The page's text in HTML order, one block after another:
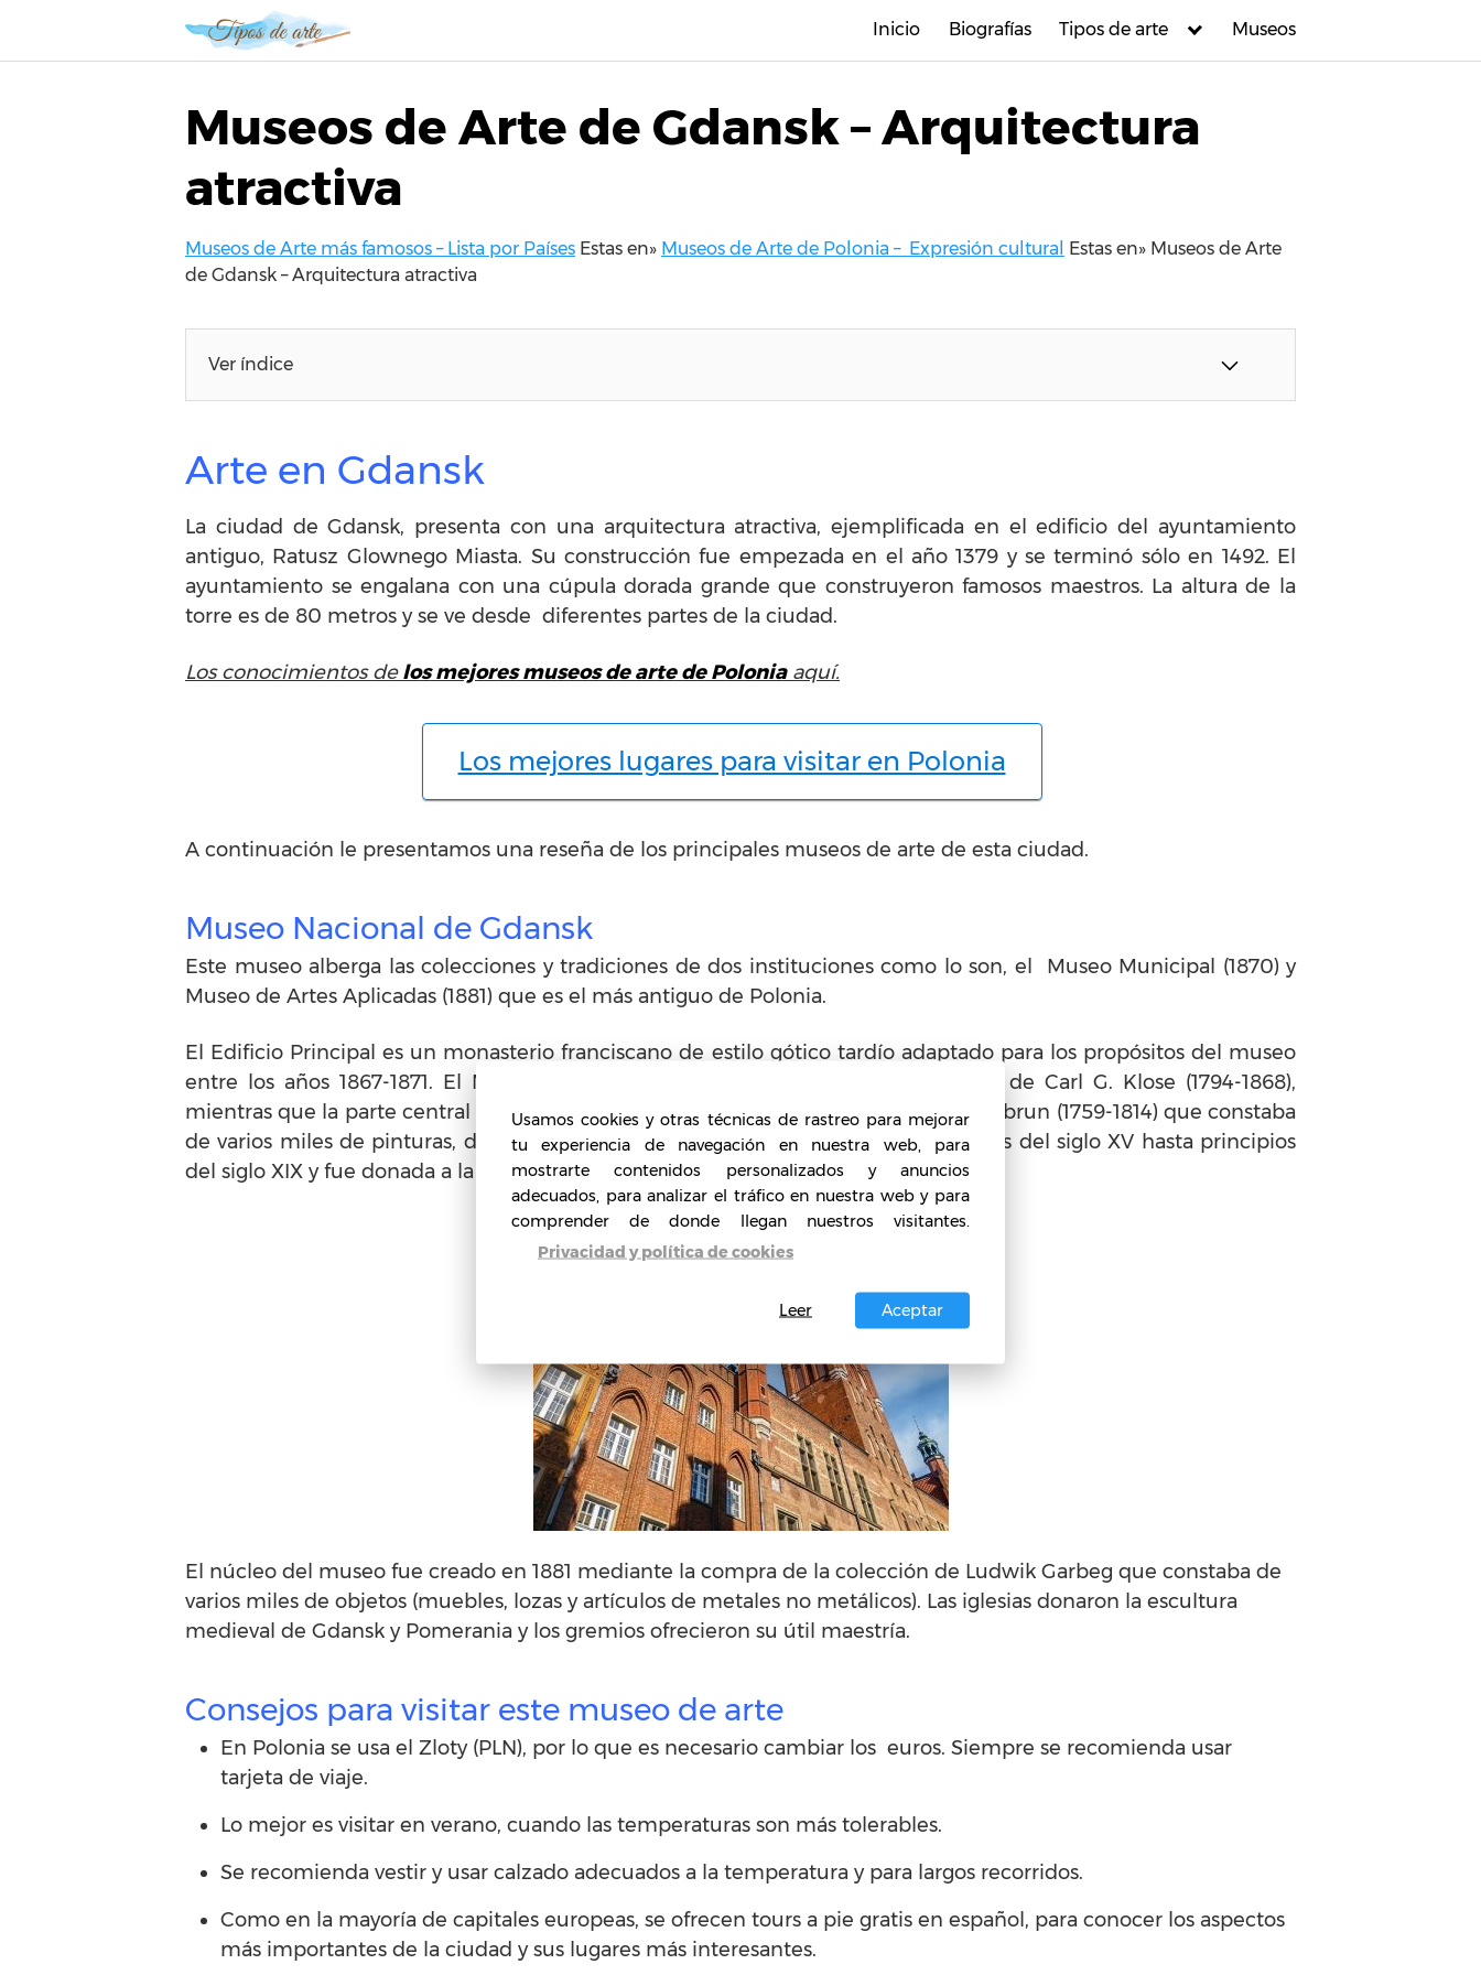
l
Inicio Biografías Tipos de arte Museos
Museos de Arte de Gdansk – Arquitectura
atractiva
Museos de Arte más famosos – Lista por Países Estas en» Museos de Arte de Polonia – Expresión cultural Estas en» Museos de Arte
de Gdansk – Arquitectura atractiva
Ver índice
Arte en Gdansk
La ciudad de Gdansk, presenta con una arquitectura atractiva, ejemplificada en el edificio del ayuntamiento
antiguo, Ratusz Glownego Miasta. Su construcción fue empezada en el año 1379 y se terminó sólo en 1492. El
ayuntamiento se engalana con una cúpula dorada grande que construyeron famosos maestros. La altura de la
torre es de 80 metros y se ve desde diferentes partes de la ciudad.
Los conocimientos delos mejores museos de arte de Poloniaaquí.
Los mejores lugares para visitar en Polonia
A continuación le presentamos una reseña de los principales museos de arte de esta ciudad.
Museo Nacional de Gdansk
Este museo alberga las colecciones y tradiciones de dos instituciones como lo son, el Museo Municipal (1870) y
Museo de Artes Aplicadas (1881) que es el más antiguo de Polonia.
El Edificio Principal es un monasterio franciscano de estilo gótico tardío adaptado para los propósitos del museo
entre los años 1867-1871. El Museo Municipal fue desarrollado por la Fundación de Carl G. Klose (1794-1868),
mientras que la parte central de su colección pertenecía a la colección de Jacob Kabrun (1759-1814) que constaba
de varios miles de pinturas, dibujos y grabados de maestros europeos desde finales del siglo XV hasta principios
del siglo XIX y fue donada a la ciudad en el testamento del dueño.
El núcleo del museo fue creado en 1881 mediante la compra de la colección de Ludwik Garbeg que constaba de
varios miles de objetos (muebles, lozas y artículos de metales no metálicos). Las iglesias donaron la escultura
medieval de Gdansk y Pomerania y los gremios ofrecieron su útil maestría.
Consejos para visitar este museo de arte
En Polonia se usa el Zloty (PLN), por lo que es necesario cambiar los euros. Siempre se recomienda usar
tarjeta de viaje.
Lo mejor es visitar en verano, cuando las temperaturas son más tolerables.
Se recomienda vestir y usar calzado adecuados a la temperatura y para largos recorridos.
Como en la mayoría de capitales europeas, se ofrecen tours a pie gratis en español, para conocer los aspectos
más importantes de la ciudad y sus lugares más interesantes.
Usamos cookies y otras técnicas de rastreo para mejorar
tu experiencia de navegación en nuestra web, para
mostrarte contenidos personalizados y anuncios
adecuados, para analizar el tráfico en nuestra web y para
comprender de donde llegan nuestros visitantes.
Privacidad y política de cookies
Aceptar
Leer